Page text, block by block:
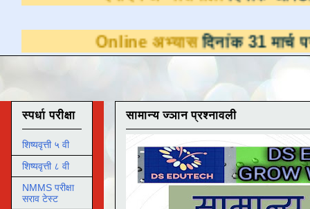
Online अभ्यासदिनांक 31 मार्च पर्यंत
सामान्य ज्ञान प्रश्नावली
स्पर्धा परीक्षा
शिष्यवृत्ती ५ वी
शिष्यवृत्ती ८ वी
NMMS परीक्षा
सराव टेस्ट